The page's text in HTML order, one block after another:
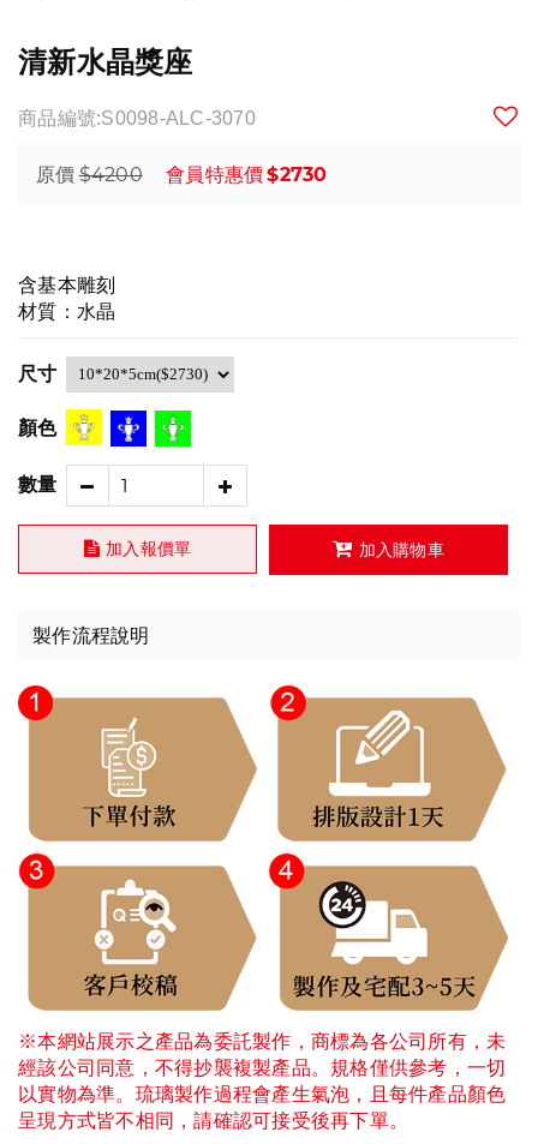
清新水晶獎座
商品編號:S0098-ALC-3070
原價 $4200 會員特惠價$2730
含基本雕刻
材質：水晶
尺寸
顏色
數量
加入報價單 加入購物車
製作流程說明
※本網站展示之產品為委託製作，商標為各公司所有，未
經該公司同意，不得抄襲複製產品。規格僅供參考，一切
以實物為準。琉璃製作過程會產生氣泡，且每件產品顏色
呈現方式皆不相同，請確認可接受後再下單。